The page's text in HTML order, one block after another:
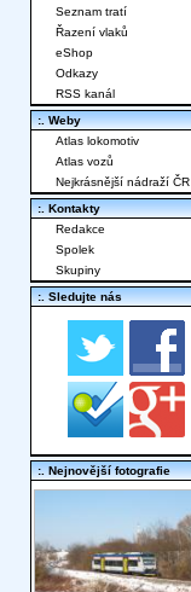
Seznam tratí
Řazení vlaků
eShop
Odkazy
RSS kanál
:. Weby
Atlas lokomotiv
Atlas vozů
Nejkrásnější nádraží ČR
:. Kontakty
Redakce
Spolek
Skupiny
:. Sledujte nás
:. Nejnovější fotografie